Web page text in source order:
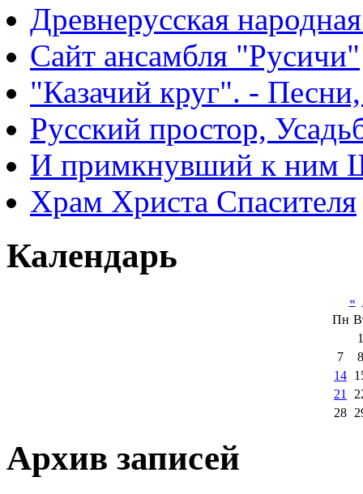
Древнерусская
Сайт ансамбля "Русичи"
"Казачий круг". -
Русский простор,
И примкнувший к ним
Храм Христа Спасителя
Календарь
«
Пн
1
7
8
14
21
28
Архив записей